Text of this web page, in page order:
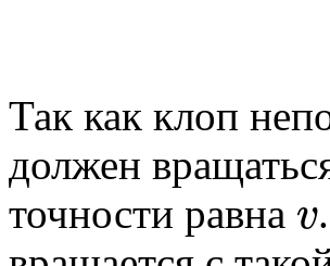
Так как клоп
должен
точности равна v